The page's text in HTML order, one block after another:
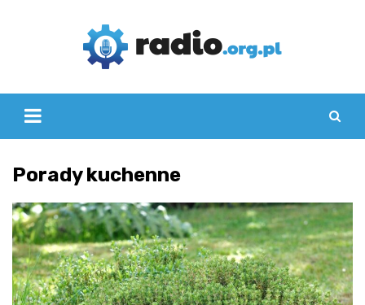
Porady kuchenne